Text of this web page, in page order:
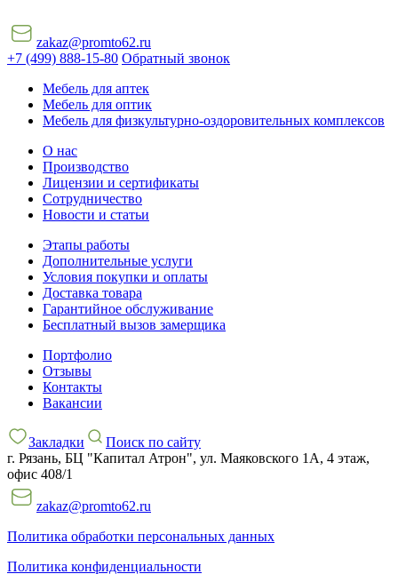
zakaz@promto62.ru
+7 (499) 888-15-80 Обратный звонок
Мебель для аптек
Мебель для оптик
Мебель для физкультурно-оздоровительных комплексов
О нас
Производство
Лицензии и сертификаты
Сотрудничество
Новости и статьи
Этапы работы
Дополнительные услуги
Условия покупки и оплаты
Доставка товара
Гарантийное обслуживание
Бесплатный вызов замерщика
Портфолио
Отзывы
Контакты
Вакансии
Закладки
Поиск по сайту
г. Рязань, БЦ "Капитал Атрон", ул. Маяковского 1А, 4 этаж,
офис 408/1
zakaz@promto62.ru
Политика обработки персональных данных
Политика конфиденциальности